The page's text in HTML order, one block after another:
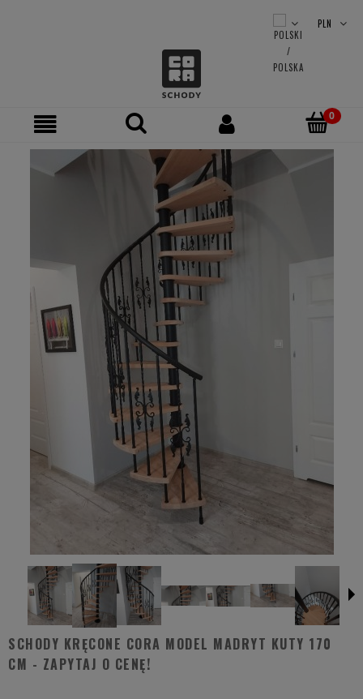
SCHODY KRĘCONE CORA MODEL MADRYT KUTY 170
CM - ZAPYTAJ O CENĘ!